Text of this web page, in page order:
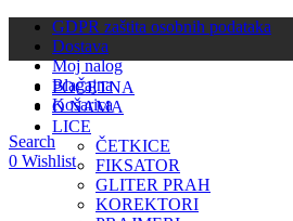
GDPR zaštita osobnih podataka
Dostava
Moj nalog
Blagajna
Košarica
Search
0 Wishlist
POČETNA
O NAMA
LICE
ČETKICE
FIKSATOR
GLITER PRAH
KOREKTORI